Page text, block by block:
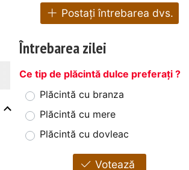
Postați întrebarea dvs.
Întrebarea zilei
Ce tip de plăcintă dulce preferați ?
Plăcintă cu branza
Plăcintă cu mere
Plăcintă cu dovleac
Votează